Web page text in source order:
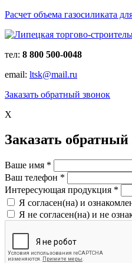
Расчет объема газосиликата
тел: 8 800 500-0048
email: ltsk@mail.ru
Заказать обратный звонок
X
Заказать обратный
Ваше имя *
Ваш телефон *
Интересующая продукция *
Я согласен(на) и
Я не согласен(на) и не